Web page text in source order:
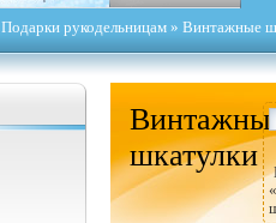
Подарки рукодельницам » Винтажные
шкатулки